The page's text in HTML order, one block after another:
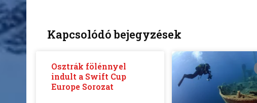
Kapcsolódó bejegyzések
Osztrák fölénnyel
indult a Swift Cup
Europe Sorozat